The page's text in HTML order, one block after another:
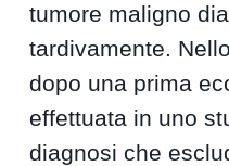
tumore maligno
tardivamente.
dopo una prima
effettuata in uno
diagnosi che